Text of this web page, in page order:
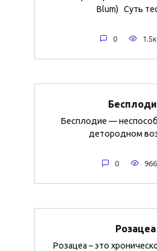
Blum) Суть
0 1.5к.
Бесплодие —
детородном
0 966
Розацеа
Розацеа – это